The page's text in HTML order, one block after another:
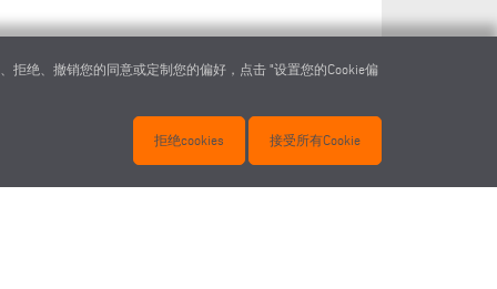
双头
拒绝、撤销您的同意或定制您的偏好，点击 "设置您的Cookie偏
拒绝cookies 接受所有Cookie